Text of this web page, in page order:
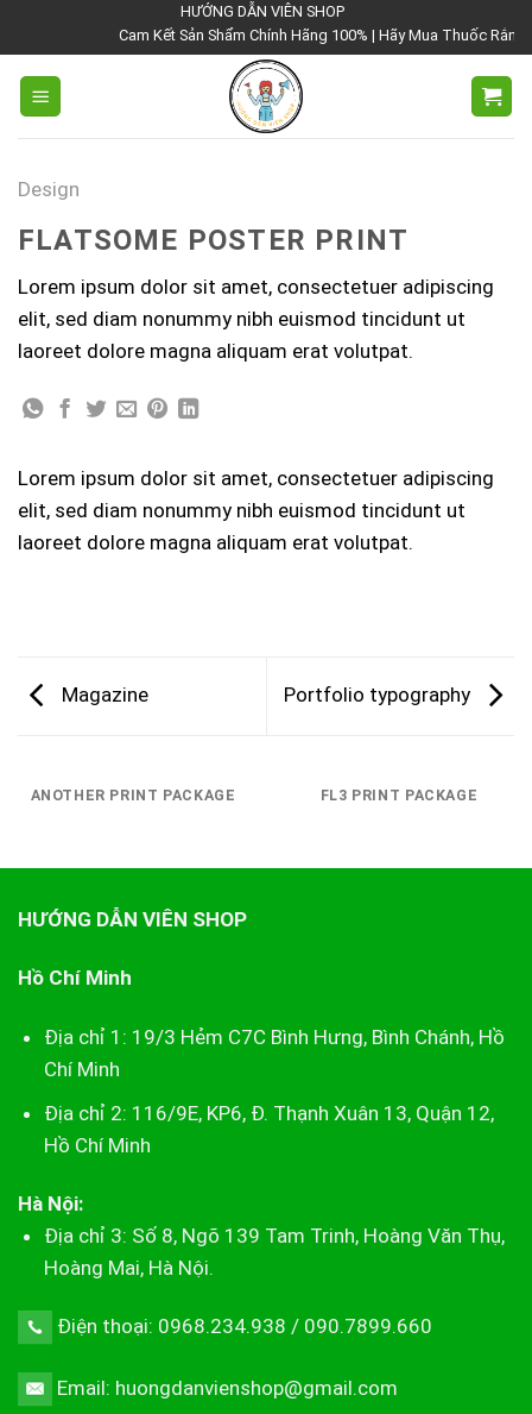
nội
dung
HƯỚNG DẪN VIÊN SHOP
Cam Kết Sản Shẩm Chính Hãng 100% | Hãy Mua Thuốc Rắn
Design
FLATSOME POSTER PRINT
Lorem ipsum dolor sit amet, consectetuer adipiscing
elit, sed diam nonummy nibh euismod tincidunt ut
laoreet dolore magna aliquam erat volutpat.
Lorem ipsum dolor sit amet, consectetuer adipiscing
elit, sed diam nonummy nibh euismod tincidunt ut
laoreet dolore magna aliquam erat volutpat.
Magazine Portfolio typography
ANOTHER PRINT PACKAGE FL3 PRINT PACKAGE
HƯỚNG DẪN VIÊN SHOP
Hồ Chí Minh
Địa chỉ 1: 19/3 Hẻm C7C Bình Hưng, Bình Chánh, Hồ
Chí Minh
Địa chỉ 2: 116/9E, KP6, Đ. Thạnh Xuân 13, Quận 12,
Hồ Chí Minh
Hà Nội:
Địa chỉ 3: Số 8, Ngõ 139 Tam Trinh, Hoàng Văn Thụ,
Hoàng Mai, Hà Nội.
Điện thoại: 0968.234.938 / 090.7899.660
Email: huongdanvienshop@gmail.com